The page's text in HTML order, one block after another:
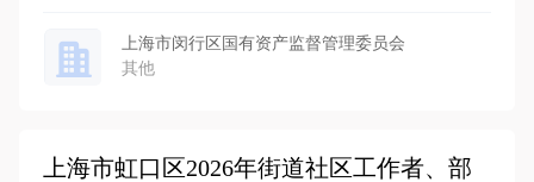
上海市闵行区国有资产监督管理委员会
其他
上海市虹口区2026年街道社区工作者、部